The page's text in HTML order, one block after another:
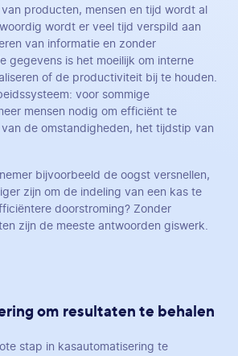
producten, mensen en tijd wordt al
wordt er veel tijd verspild aan
van informatie en zonder
gegevens is het moeilijk om interne
of de productiviteit bij te houden.
voor sommige
mensen nodig om efficiënt te
de omstandigheden, het tijdstip van
bijvoorbeeld de oogst versnellen,
zijn om de indeling van een kas te
doorstroming? Zonder
zijn de meeste antwoorden giswerk.
om resultaten te behalen
stap in kasautomatisering te